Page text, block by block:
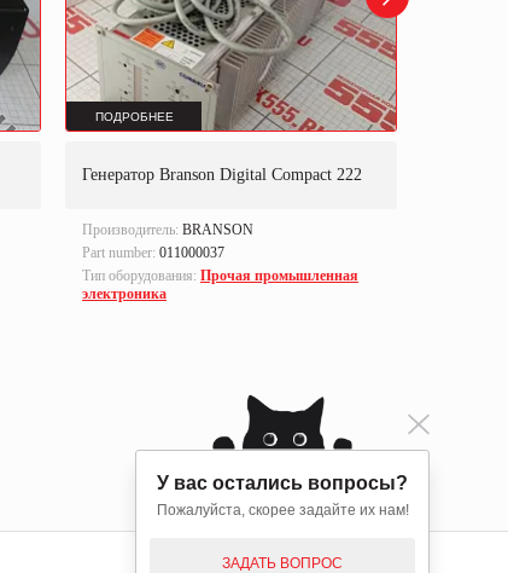
ПОДРОБНЕЕ
Генератор Branson Digital Compact 222
Производитель: BRANSON
Part number: 011000037
Тип оборудования: Прочая промышленная
электроника
У вас остались вопросы?
Пожалуйста, скорее задайте их нам!
ЗАДАТЬ ВОПРОС